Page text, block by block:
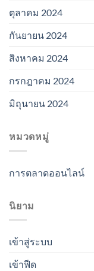
ตุลาคม 2024
กันยายน 2024
สิงหาคม 2024
กรกฎาคม 2024
มิถุนายน 2024
หมวดหมู่
การตลาดออนไลน์
นิยาม
เข้าสู่ระบบ
เข้าฟีด